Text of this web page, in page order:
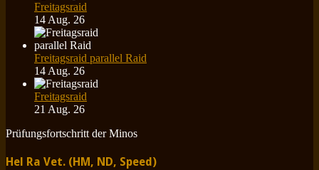
Freitagsraid
14 Aug. 26
Freitagsraid parallel Raid
14 Aug. 26
Freitagsraid
21 Aug. 26
Prüfungsfortschritt der Minos
Hel Ra Vet. (HM, ND, Speed)